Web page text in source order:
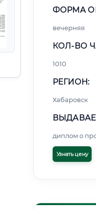
ФОРМА
вечерняя
КОЛ-ВО
1010
РЕГИОН:
Хабаровск
диплом о
Узнать цену